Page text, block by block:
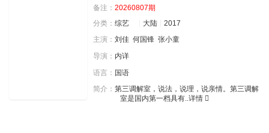
备注： 20260807期
分类： 综艺 大陆
2017
主演： 刘佳 何国锋 张小童
导演： 内详
语言： 国语
简介： 第三调解室，说法，说理，说亲情。第三调解
室是国内第一档具有..详情